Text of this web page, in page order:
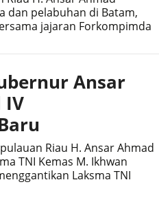
dan pelabuhan di Batam,
jajaran Forkompimda
Ansar
IV
Riau H. Ansar Ahmad
TNI Kemas M. Ikhwan
Laksma TNI